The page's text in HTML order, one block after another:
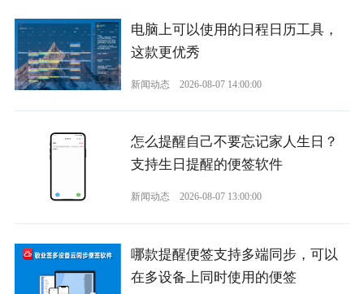
电脑上可以使用的日程日历工具，
这款更优秀
新闻动态 2026-08-07 14:00:00
怎么提醒自己不要忘记家人生日？
支持生日提醒的便签软件
新闻动态 2026-08-07 13:00:00
哪款提醒便签支持多端同步，可以
在多设备上同时使用的便签